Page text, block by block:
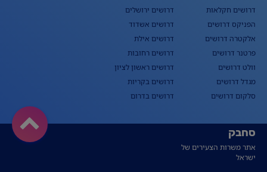
דרושים חקלאות
הפניקס דרושים
אלקטרה דרושים
פרטנר דרושים
וולט דרושים
מגדל דרושים
סלקום דרושים
דרושים ירושלים
דרושים אשדוד
דרושים אילת
דרושים רחובות
דרושים ראשון לציון
דרושים בקריות
דרושים בדרום
סחבק
אתר משרות הצעירים של
ישראל